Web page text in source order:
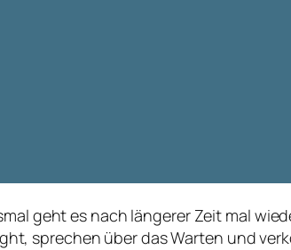
geht es nach längerer Zeit mal
sprechen über das Warten und